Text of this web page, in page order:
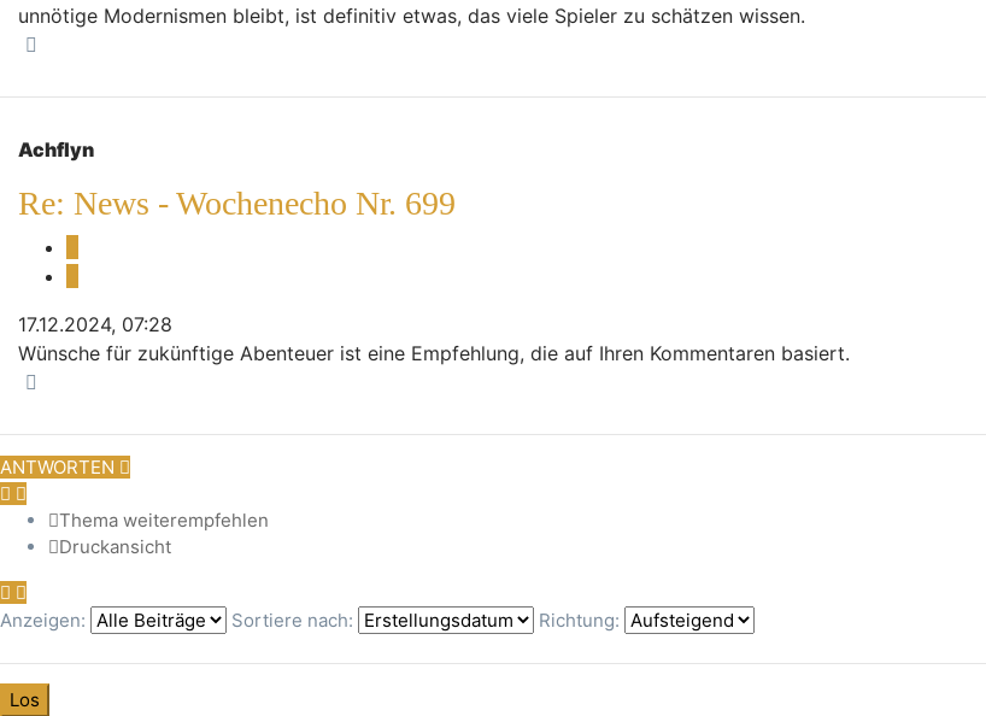
unnötige Modernismen bleibt, ist definitiv etwas, das viele Spieler zu schätzen wissen.
Achflyn
Re: News - Wochenecho Nr. 699
17.12.2024, 07:28
Wünsche für zukünftige Abenteuer ist eine Empfehlung, die auf Ihren Kommentaren basiert.
ANTWORTEN
Thema weiterempfehlen
Druckansicht
Anzeigen: Sortiere nach: Richtung: